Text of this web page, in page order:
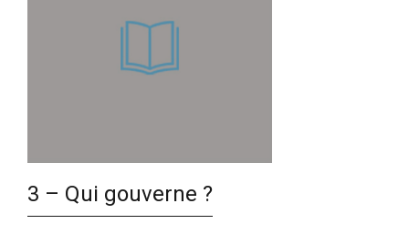
3 – Qui gouverne ?